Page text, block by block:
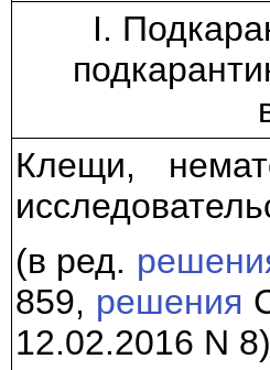
I.
Клещи,
(в ред.
859, решения
12.02.2016 N 8)